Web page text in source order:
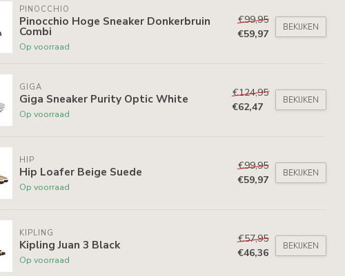
PINOCCHIO
Pinocchio Hoge Sneaker Donkerbruin
Combi
Op voorraad
€99,95
€59,97
BEKIJKEN
GIGA
Giga Sneaker Purity Optic White
Op voorraad
€124,95
€62,47
BEKIJKEN
HIP
Hip Loafer Beige Suede
Op voorraad
€99,95
€59,97
BEKIJKEN
KIPLING
Kipling Juan 3 Black
Op voorraad
€57,95
€46,36
BEKIJKEN